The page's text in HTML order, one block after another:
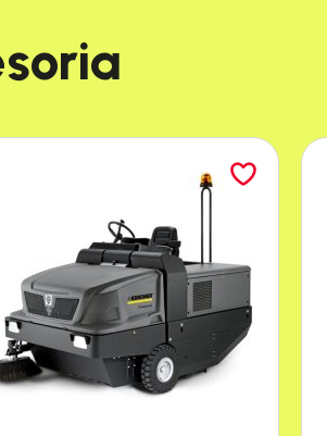
Dzięki Servo
kontrolować wydajność
przy
HD 10/25-4 S Plus